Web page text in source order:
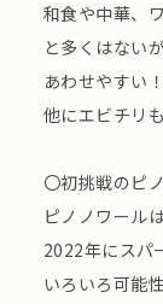
和食や中華、
と多くはない
あわせやすい！
他にエビチリ
〇初挑戦のピ
ピノノワール
2022年にスパ
いろいろ可能